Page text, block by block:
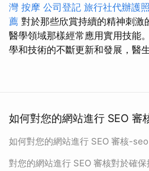
灣 按摩 公司登記 旅行社代辦護照
薦 對於那些欣賞持續的精神刺激
醫學領域那樣經常應用實用技能。
學和技術的不斷更新和發展，醫
如何對您的網站進行 SEO 審
如何對您的網站進行 SEO 審核-seo
對您的網站進行 SEO 審核對於確